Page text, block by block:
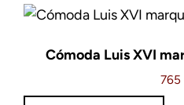
Cómoda Luis XVI
765